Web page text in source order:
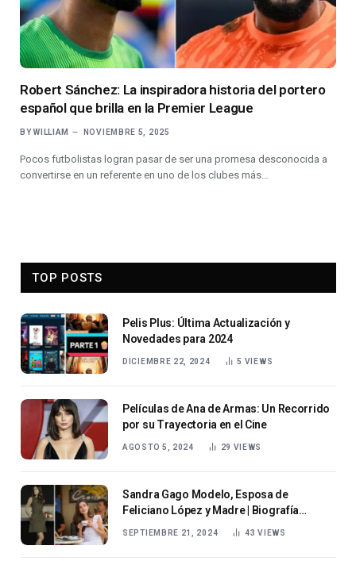
Robert Sánchez: La inspiradora historia del portero
español que brilla en la Premier League
BY WILLIAM NOVIEMBRE 5, 2025
Pocos futbolistas logran pasar de ser una promesa desconocida a
convertirse en un referente en uno de los clubes más…
TOP POSTS
Pelis Plus: Última Actualización y
Novedades para 2024
DICIEMBRE 22, 2024 5 VIEWS
Películas de Ana de Armas: Un Recorrido
por su Trayectoria en el Cine
AGOSTO 5, 2024 29 VIEWS
Sandra Gago Modelo, Esposa de
Feliciano López y Madre | Biografía
SEPTIEMBRE 21, 2024 43VIEWS